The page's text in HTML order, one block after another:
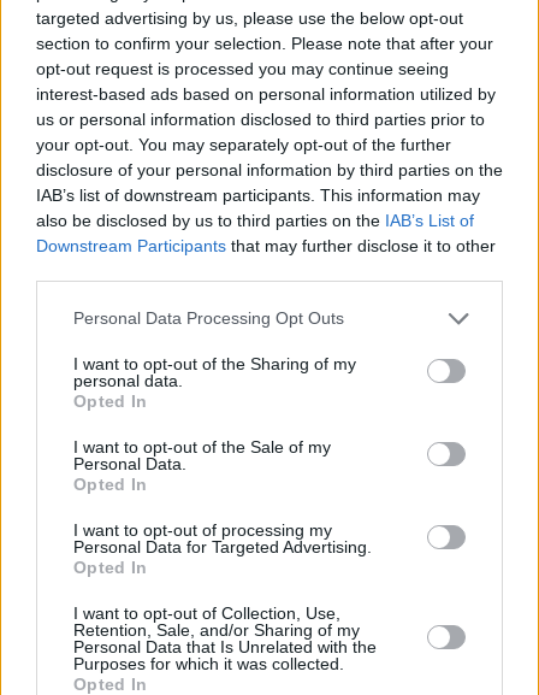
targeted advertising by us, please use the below opt-out
section to confirm your selection. Please note that after your
opt-out request is processed you may continue seeing
interest-based ads based on personal information utilized by
us or personal information disclosed to third parties prior to
your opt-out. You may separately opt-out of the further
disclosure of your personal information by third parties on the
IAB’s list of downstream participants. This information may
also be disclosed by us to third parties on the IAB’s List of
Downstream Participants that may further disclose it to other
Personal Data Processing Opt Outs
I want to opt-out of the Sharing of my
personal data.
Opted In
I want to opt-out of the Sale of my
Personal Data.
Opted In
I want to opt-out of processing my
Personal Data for Targeted Advertising.
Opted In
I want to opt-out of Collection, Use,
Retention, Sale, and/or Sharing of my
Personal Data that Is Unrelated with the
Purposes for which it was collected.
Opted In
εκτός του χρηματικού προστίμου και με αφαίρεση του
διπλώματος για ένα μήνα και 5 βαθμούς ποινής στο point
system.
Παράλληλα η αστυνόμευση θα ενταθεί καθώς εκτός του
σταθερού συστήματος καμερών, το οποίο έχει
εξαγγελθεί, ο νέος ΚΟΚ ανάβει το πράσινο φως και για
την τοποθέτηση καμερών και στα ίδια τα λεωφορεία.
Τονίζουν μάλιστα ότι με μια αυστηρή ανάγνωση του
επιτρέπεται να επιβιβάζουν και να αποβιβάζουν
πρακτικά μόνο στις πλατείες Συντάγματος, Κλαυθμώνος
και Ομόνοιας, καθώς απαγορεύεται η είσοδός τους στις
ειδικές λωρίδες σε ολόκληρο το μήκος οδών, όπως η
Πανεπιστημίου και η Σταδίου.
Για το ζήτημα των λεωφορειολωρίδων το Συνδικάτο έχει
επιστημονικοί του συνεργάτες, Κίμων Λογοθέτης και
Ευαγγελία Βαρελά.